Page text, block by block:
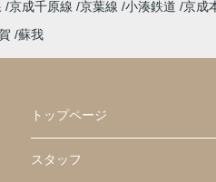
京成千原線 京葉線 小湊鉄道 京成
蘇我
トップページ
スタッフ